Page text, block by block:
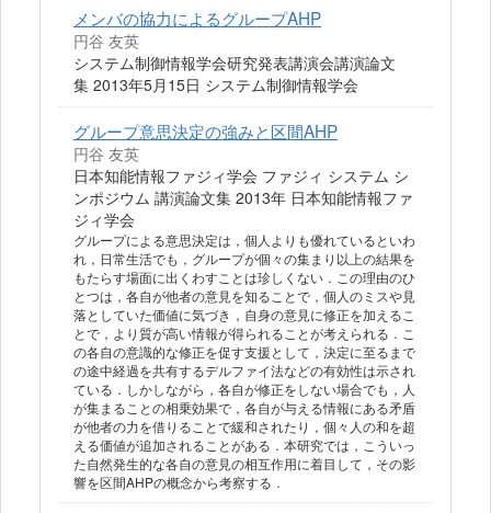
メンバの協力によるグループAHP
円谷 友英
システム制御情報学会研究発表講演会講演論文
集 2013年5月15日 システム制御情報学会
グループ意思決定の強みと区間AHP
円谷 友英
日本知能情報ファジィ学会 ファジィ システム シ
ンポジウム 講演論文集 2013年 日本知能情報ファ
ジィ学会
グループによる意思決定は，個人よりも優れているといわ
れ，日常生活でも，グループが個々の集まり以上の結果を
もたらす場面に出くわすことは珍しくない．この理由のひ
とつは，各自が他者の意見を知ることで，個人のミスや見
落としていた価値に気づき，自身の意見に修正を加えるこ
とで，より質が高い情報が得られることが考えられる．こ
の各自の意識的な修正を促す支援として，決定に至るまで
の途中経過を共有するデルファイ法などの有効性は示され
ている．しかしながら，各自が修正をしない場合でも，人
が集まることの相乗効果で，各自が与える情報にある矛盾
が他者の力を借りることで緩和されたり，個々人の和を超
える価値が追加されることがある．本研究では，こういっ
た自然発生的な各自の意見の相互作用に着目して，その影
響を区間AHPの概念から考察する．